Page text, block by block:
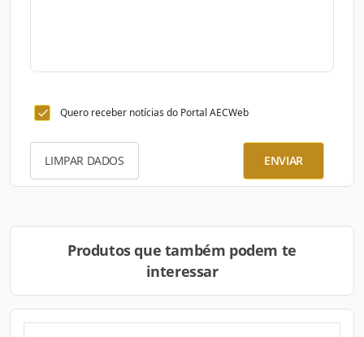
Quero receber notícias do Portal AECWeb
LIMPAR DADOS ENVIAR
Produtos que também podem te
interessar